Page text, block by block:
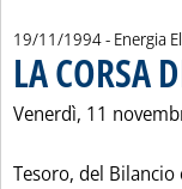
19/11/1994- Energia
LA CORSA
Venerdì, 11
Tesoro, del